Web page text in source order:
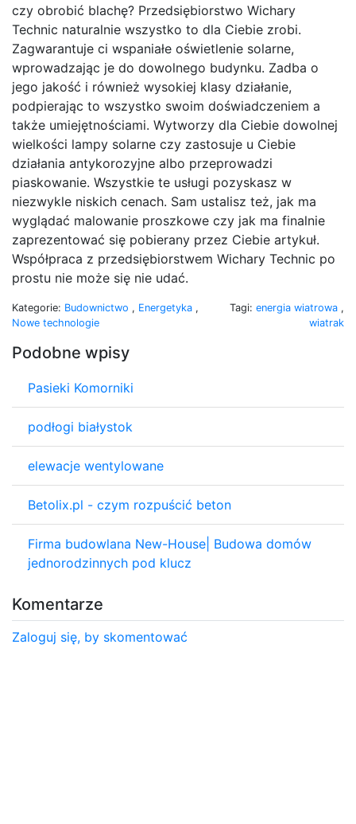
czy obrobić blachę? Przedsiębiorstwo Wichary
Technic naturalnie wszystko to dla Ciebie zrobi.
Zagwarantuje ci wspaniałe oświetlenie solarne,
wprowadzając je do dowolnego budynku. Zadba o
jego jakość i również wysokiej klasy działanie,
podpierając to wszystko swoim doświadczeniem a
także umiejętnościami. Wytworzy dla Ciebie dowolnej
wielkości lampy solarne czy zastosuje u Ciebie
działania antykorozyjne albo przeprowadzi
piaskowanie. Wszystkie te usługi pozyskasz w
niezwykle niskich cenach. Sam ustalisz też, jak ma
wyglądać malowanie proszkowe czy jak ma finalnie
zaprezentować się pobierany przez Ciebie artykuł.
Współpraca z przedsiębiorstwem Wichary Technic po
prostu nie może się nie udać.
Kategorie: Budownictwo , Energetyka ,
Nowe technologie
Tagi: energia wiatrowa ,
wiatrak
Podobne wpisy
Pasieki Komorniki
podłogi białystok
elewacje wentylowane
Betolix.pl - czym rozpuścić beton
Firma budowlana New-House| Budowa domów
jednorodzinnych pod klucz
Komentarze
Zaloguj się, by skomentować